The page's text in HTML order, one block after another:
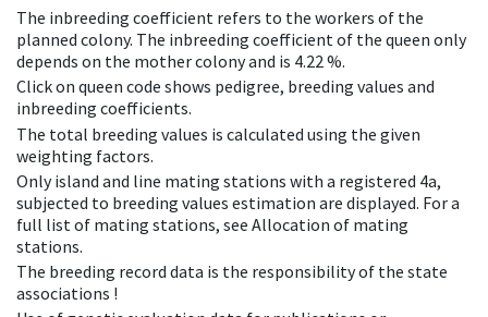
The inbreeding coefficient refers to the workers of the
planned colony. The inbreeding coefficient of the queen only
depends on the mother colony and is 4.22 %.
Click on queen code shows pedigree, breeding values and
inbreeding coefficients.
The total breeding values is calculated using the given
weighting factors.
Only island and line mating stations with a registered 4a,
subjected to breeding values estimation are displayed. For a
full list of mating stations, see Allocation of mating
stations.
The breeding record data is the responsibility of the state
associations !